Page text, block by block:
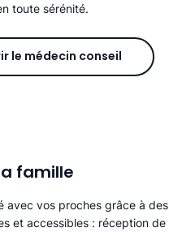
toute sérénité.
le médecin conseil
famille
avec vos proches grâce à des
et accessibles : réception de